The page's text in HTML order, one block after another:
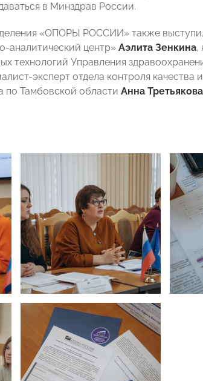
в Минздрав России.
«ОПОРЫ РОССИИ» также
аналитический центр» Аэлита Зенкина,
технологий Управления
эксперт отдела контроля качества и
по Тамбовской области Анна Третьякова